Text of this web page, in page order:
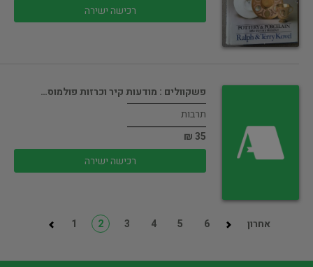
רכישה ישירה
פשקוולים : מודעות קיר וכרזות פולמוס…
תרבות
35 ₪
רכישה ישירה
1 2 3 4 5 6 אחרון